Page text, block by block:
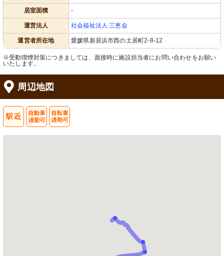
居室面積 -
運営法人 社会福祉法人 三恵会
運営者所在地 愛媛県新居浜市西の土居町2-8-12
※受動喫煙対策につきましては、面接時に施設担当者にお問い合わせをお願い
いたします。
周辺地図